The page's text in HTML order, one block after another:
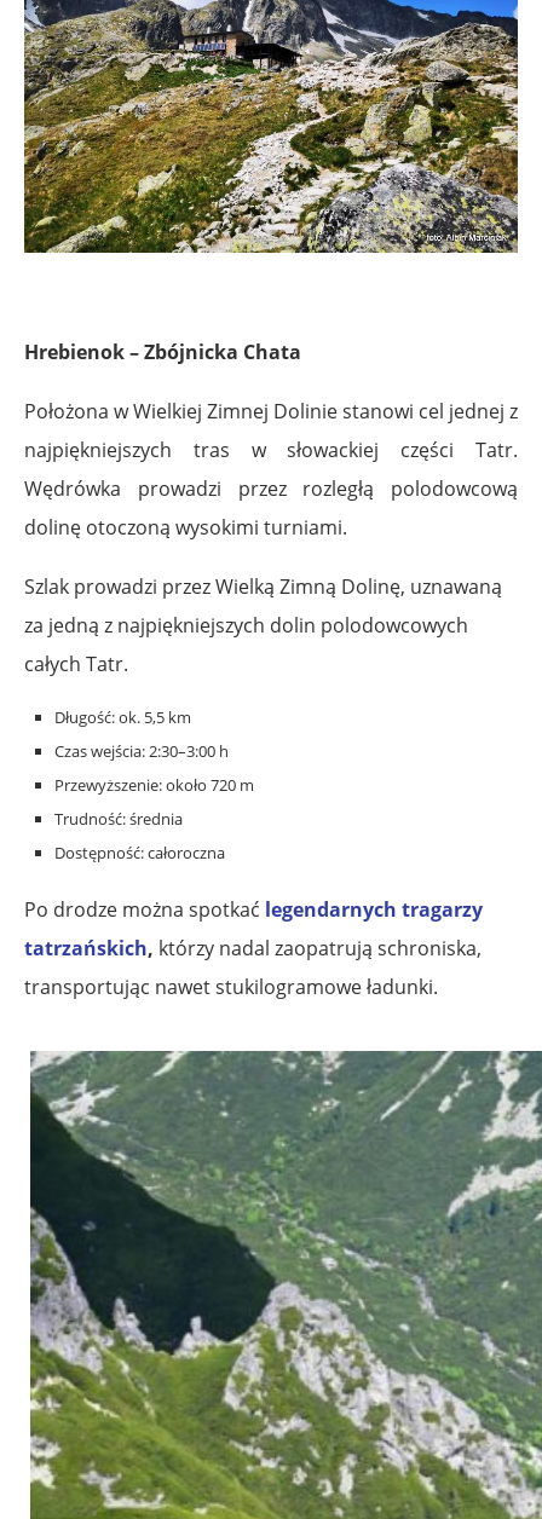
Hrebienok – Zbójnicka Chata
Położona w Wielkiej Zimnej Dolinie stanowi cel jednej z
najpiękniejszych tras w słowackiej części Tatr.
Wędrówka prowadzi przez rozległą polodowcową
dolinę otoczoną wysokimi turniami.
Szlak prowadzi przez Wielką Zimną Dolinę, uznawaną
za jedną z najpiękniejszych dolin polodowcowych
całych Tatr.
Długość: ok. 5,5 km
Czas wejścia: 2:30–3:00 h
Przewyższenie: około 720 m
Trudność: średnia
Dostępność: całoroczna
Po drodze można spotkać legendarnych tragarzy
tatrzańskich, którzy nadal zaopatrują schroniska,
transportując nawet stukilogramowe ładunki.